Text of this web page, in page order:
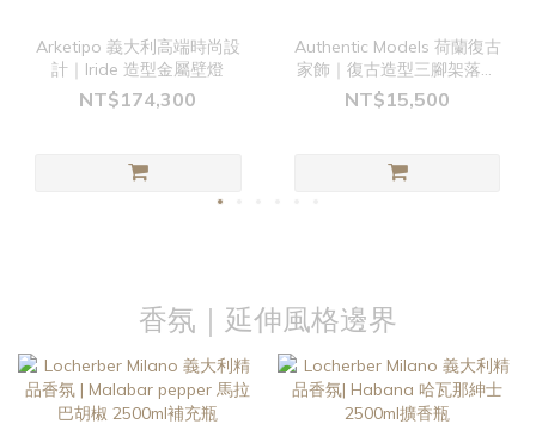
Arketipo 義大利高端時尚設
計｜Iride 造型金屬壁燈
NT$174,300
Authentic Models 荷蘭復古
家飾｜復古造型三腳架落地
燈
NT$15,500
香氛｜延伸風格邊界